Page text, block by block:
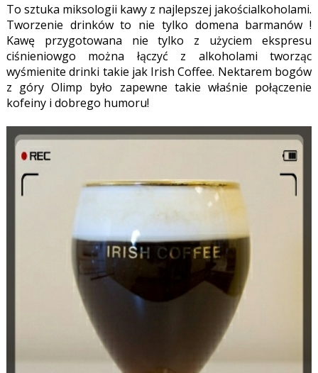
To sztuka miksologii kawy z najlepszej jakościalkoholami.
Tworzenie drinków to nie tylko domena barmanów !
Kawę przygotowana nie tylko z użyciem ekspresu
ciśnieniowgo można łączyć z alkoholami tworząc
wyśmienite drinki takie jak Irish Coffee. Nektarem bogów
z góry Olimp było zapewne takie właśnie połączenie
kofeiny i dobrego humoru!